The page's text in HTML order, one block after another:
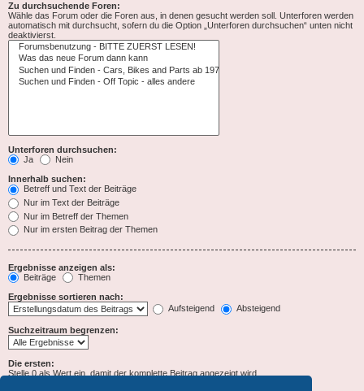
Zu durchsuchende Foren:
Wähle das Forum oder die Foren aus, in denen gesucht werden soll. Unterforen werden
automatisch mit durchsucht, sofern du die Option „Unterforen durchsuchen“ unten nicht
deaktivierst.
Unterforen durchsuchen:
Ja
Nein
Innerhalb suchen:
Betreff und Text der Beiträge
Nur im Text der Beiträge
Nur im Betreff der Themen
Nur im ersten Beitrag der Themen
Ergebnisse anzeigen als:
Beiträge
Themen
Ergebnisse sortieren nach:
Aufsteigend
Absteigend
Suchzeitraum begrenzen:
Die ersten:
Stelle 0 als Wert ein, damit der komplette Beitrag angezeigt wird.